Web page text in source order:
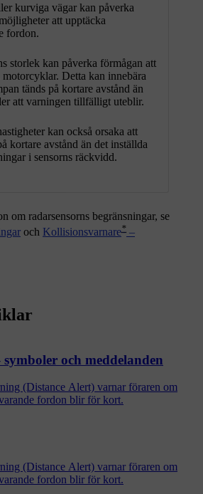
kurviga vägar kan påverka
att upptäcka
fordon.
storlek kan påverka förmågan att
Detta kan innebära
tänds på kortare avstånd än
att varningen tillfälligt uteblir.
kan också orsaka att
kortare avstånd än det inställda
i sensorns räckvidd.
om radarsensorns begränsningar, se
och Kollisionsvarnare* –
och meddelanden
(Distance Alert) varnar föraren om
fordon blir för kort.
(Distance Alert) varnar föraren om
fordon blir för kort.